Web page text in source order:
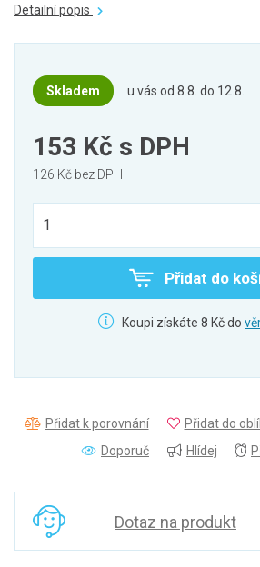
Detailní popis
Skladem u vás od 8.8. do 12.8.
153 Kč s DPH
126 Kč bez DPH
Přidat do
Koupi získáte 8 Kč do
Přidat k porovnání Přidat do
Doporuč
Hlídej
Dotaz na produkt